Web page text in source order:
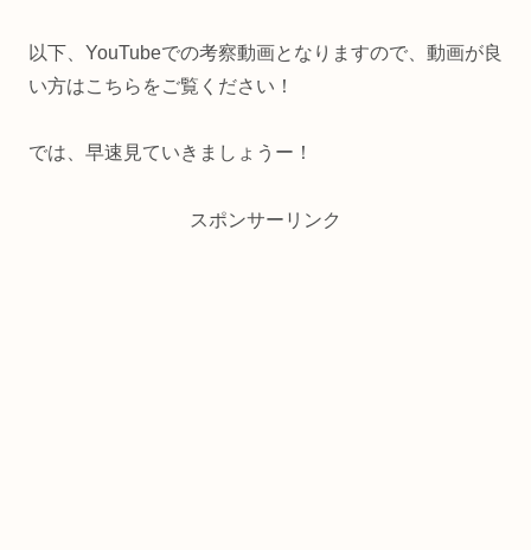
以下、YouTubeでの考察動画となりますので、動画が良
い方はこちらをご覧ください！
では、早速見ていきましょうー！
スポンサーリンク